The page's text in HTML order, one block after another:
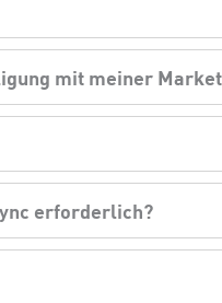
mit meiner
erforderlich?